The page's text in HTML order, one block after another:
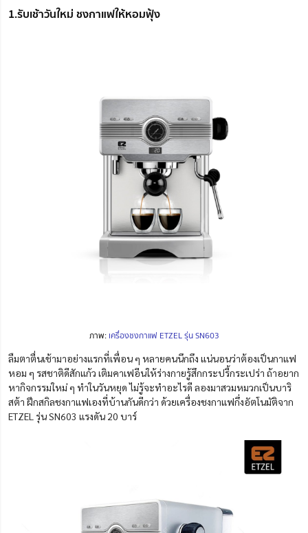
1.รับเช้าวันใหม่ ชงกาแฟให้หอมฟุ้ง
ภาพ: เครื่องชงกาแฟ ETZEL รุ่น SN603
ลืมตาตื่นเช้ามาอย่างแรกที่เพื่อน ๆ หลายคนนึกถึง แน่นอนว่าต้องเป็นกาแฟ
หอม ๆ รสชาติดีสักแก้ว เติมคาเฟอีนให้ร่างกายรู้สึกกระปรี้กระเปร่า ถ้าอยาก
หากิจกรรมใหม่ ๆ ทำในวันหยุด ไม่รู้จะทำอะไรดี ลองมาสวมหมวกเป็นบาริ
สต้า ฝึกสกิลชงกาแฟเองที่บ้านกันดีกว่า ด้วยเครื่องชงกาแฟกึ่งอัตโนมัติจาก
ETZEL รุ่น SN603 แรงดัน 20 บาร์